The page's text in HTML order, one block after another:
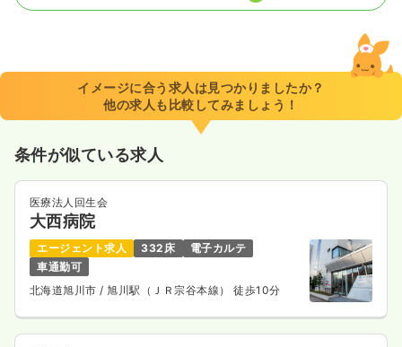
6:00～15:00（休憩60分）
担当業務未経験可
ブランク可 新卒可
第二新卒可
日勤のみ（パート） 一時募集休止
給与 お問い合わせください
時間 9:00～18:00（休憩60分）
担当業務未経験可
ブランク可 新卒可 第二新卒可
イメージに合う求人は見つかりましたか？
他の求人も比較してみましょう！
条件が似ている求人
医療法人回生会
大西病院
エージェント求人 332床
電子カルテ
車通勤可
北海道旭川市 / 旭川駅（ＪＲ宗谷本線） 徒歩10分